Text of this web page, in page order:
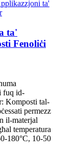
ta'
Fenoliċi
fuq id-
Komposti tal-
permezz
il-materjal
temperatura
180°C, 10-50